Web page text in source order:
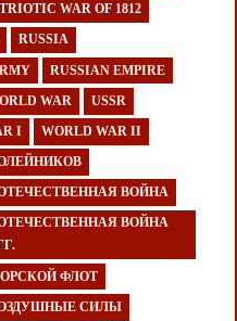
WAR OF 1812
RUSSIA
RUSSIAN EMPIRE
WAR USSR
I WORLD WAR II
ВОЙНА
ВОЙНА
ФЛОТ
СИЛЫ